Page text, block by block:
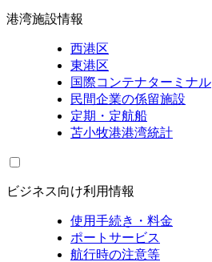
港湾施設情報
西港区
東港区
国際コンテナターミナル
民間企業の係留施設
定期・定航船
苫小牧港港湾統計
ビジネス向け利用情報
使用手続き・料金
ポートサービス
航行時の注意等